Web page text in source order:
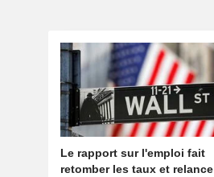
Le rapport sur l'emploi fait
retomber les taux et relance